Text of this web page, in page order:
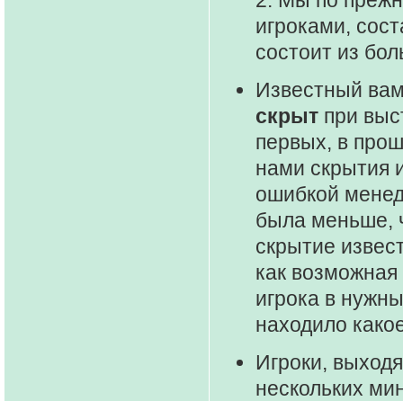
игроками,
состоит из
Известный
скрыт при
первых, в
нами скрытия
ошибкой
была меньше,
скрытие
как
игрока в
находило
Игроки,
нескольких